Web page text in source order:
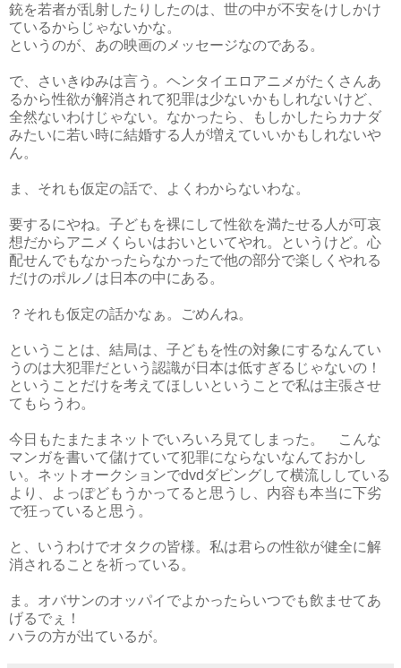
銃を若者が乱射したりしたのは、世の中が不安をけしかけ
ているからじゃないかな。
というのが、あの映画のメッセージなのである。
で、さいきゆみは言う。ヘンタイエロアニメがたくさんあ
るから性欲が解消されて犯罪は少ないかもしれないけど、
全然ないわけじゃない。なかったら、もしかしたらカナダ
みたいに若い時に結婚する人が増えていいかもしれないや
ん。
ま、それも仮定の話で、よくわからないわな。
要するにやね。子どもを裸にして性欲を満たせる人が可哀
想だからアニメくらいはおいといてやれ。というけど。心
配せんでもなかったらなかったで他の部分で楽しくやれる
だけのポルノは日本の中にある。
？それも仮定の話かなぁ。ごめんね。
ということは、結局は、子どもを性の対象にするなんてい
うのは大犯罪だという認識が日本は低すぎるじゃないの！
ということだけを考えてほしいということで私は主張させ
てもらうわ。
今日もたまたまネットでいろいろ見てしまった。 こんな
マンガを書いて儲けていて犯罪にならないなんておかし
い。ネットオークションでdvdダビングして横流ししている
より、よっぽどもうかってると思うし、内容も本当に下劣
で狂っていると思う。
と、いうわけでオタクの皆様。私は君らの性欲が健全に解
消されることを祈っている。
ま。オバサンのオッパイでよかったらいつでも飲ませてあ
げるでぇ！
ハラの方が出ているが。